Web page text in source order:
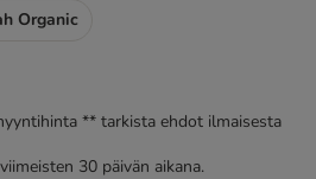
Organic
** tarkista ehdot ilmaisesta
30 päivän aikana.